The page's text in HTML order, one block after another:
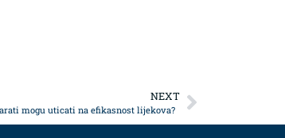
NEXT
mogu uticati na efikasnost lijekova?